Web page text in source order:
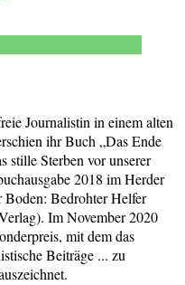
Journalistin in einem alten
ihr Buch „Das Ende
stille Sterben vor unserer
2018 im Herder
Bedrohter Helfer
Im November 2020
mit dem das
Beiträge ... zu